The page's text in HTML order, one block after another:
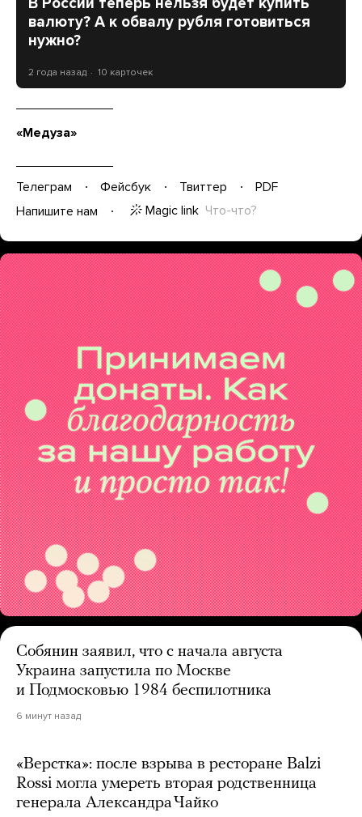
В России теперь нельзя будет купить
валюту? А к обвалу рубля готовиться
нужно?
2 года назад 10 карточек
«Медуза»
Телеграм Фейсбук Твиттер
PDF
Напишите нам
Magic link Что-что?
Собянин заявил, что с начала августа
Украина запустила по Москве
и Подмосковью 1984 беспилотника
6 минут назад
«Верстка»: после взрыва в ресторане Balzi
Rossi могла умереть вторая родственница
генерала Александра Чайко